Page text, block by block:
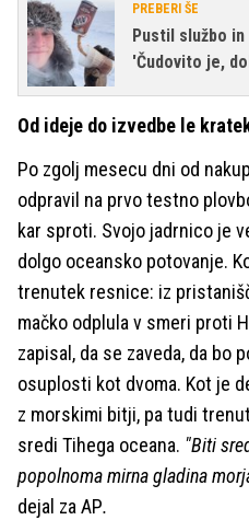
PREBERI ŠE
Pustil službo
'Čudovito je,
Od ideje do izvedbe le
Po zgolj mesecu dni od
odpravil na prvo testno
kar sproti. Svojo jadrnico je
dolgo oceansko potovanje.
trenutek resnice: iz
mačko odplula v smeri proti
zapisal, da se zaveda, da bo
osuplosti kot dvoma. Kot je
z morskimi bitji, pa tudi
sredi Tihega oceana. "Biti
popolnoma mirna gladina
dejal za AP.